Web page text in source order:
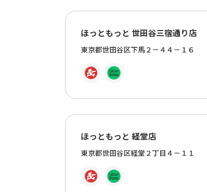
ほっともっと 世田谷三宿通り店
東京都世田谷区下馬２－４４－１６
ほっともっと 経堂店
東京都世田谷区経堂２丁目４－１１